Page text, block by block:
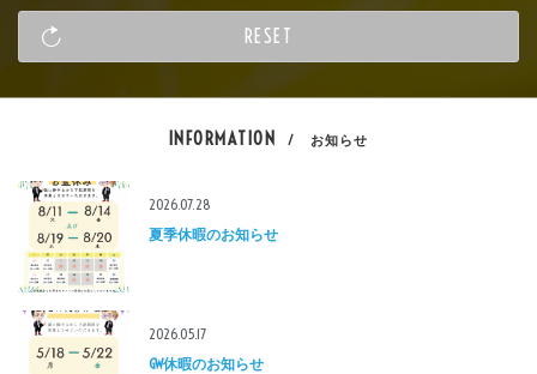
INFORMATION / お知らせ
2026.07.28
夏季休暇のお知らせ
2026.05.17
GW休暇のお知らせ